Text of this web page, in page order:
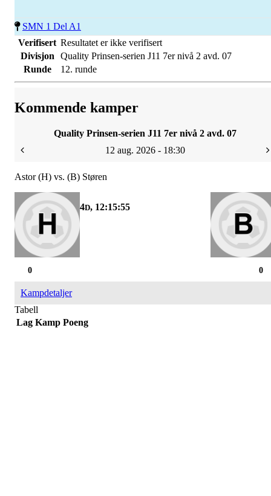
SMN 1 Del A1
Verifisert Resultatet er ikke verifisert
Divisjon
Quality Prinsen-serien J11 7er nivå 2 avd. 07
Runde
12. runde
Kommende kamper
Quality Prinsen-serien J11 7er nivå 2 avd. 07
12 aug. 2026 - 18:30
Astor (H) vs. (B) Støren
4D, 12:15:55
0
0
Kampdetaljer
Tabell
Lag Kamp Poeng